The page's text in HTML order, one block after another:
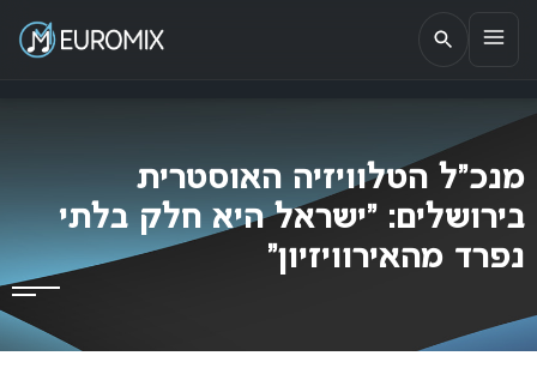
EUROMIX
אתר הבית של האירוויזיון בישראל
מנכ”ל הטלוויזיה האוסטרית
בירושלים: “ישראל היא חלק בלתי
נפרד מהאירוויזיון”